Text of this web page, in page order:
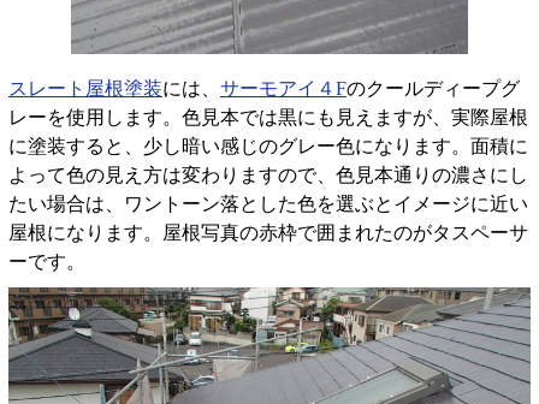
スレート屋根塗装には、 サーモアイ４Fのクールディープグ
レーを使用します。色見本では黒にも見えますが、実際屋根
に塗装すると、少し暗い感じのグレー色になります。面積に
よって色の見え方は変わりますので、色見本通りの濃さにし
たい場合は、ワントーン落とした色を選ぶとイメージに近い
屋根になります。屋根写真の赤枠で囲まれたのがタスペーサ
ーです。